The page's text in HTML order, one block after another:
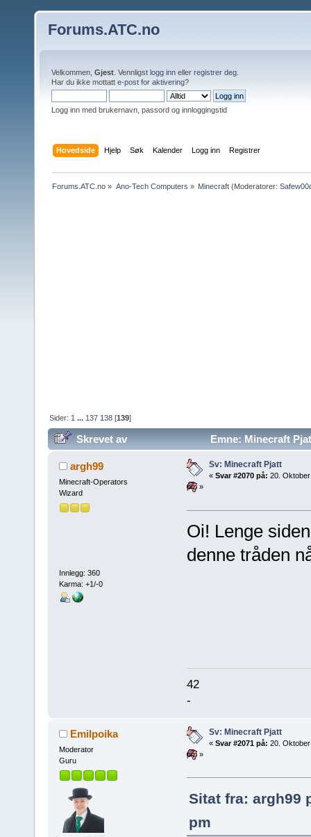
Forums.ATC.no
Velkommen, Gjest . Vennligst logg inn eller registrer deg
Har du ikke mottatt e-post for aktivering?
Logg inn med brukernavn, passord og innloggingstid
Hovedside Hjelp Søk Kalender Logg inn Registrer
Forums.ATC.no » Ano-Tech Computers » Minecraft(Moderatorer:
Sider: 1 ... 137 138 [139]
Skrevet av Emne: Minecraft
argh99
Minecraft-Operators
Wizard
Innlegg: 360
Karma: +1/-0
Sv: Minecraft Pjatt
« Svar #2070 på: 20.
pm »
Oi! Lenge
denne tråden
42
-
Emilpoika
Moderator
Guru
Sv: Minecraft Pjatt
« Svar #2071 på: 20.
pm »
Sitat fra: argh99
pm